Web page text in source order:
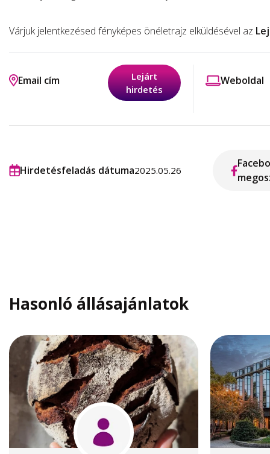
Várjuk jelentkezésed fényképes önéletrajz elküldésével az
Email cím
Lejárt
hirdetés
Weboldal
Hirdetésfeladás dátuma2025.05.26
Hasonló állásajánlatok